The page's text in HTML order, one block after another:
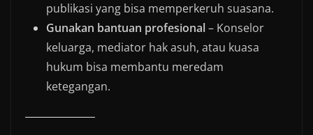
publikasi yang bisa memperkeruh suasana.
Gunakan bantuan profesional– Konselor
keluarga, mediator hak asuh, atau kuasa
hukum bisa membantu meredam
ketegangan.